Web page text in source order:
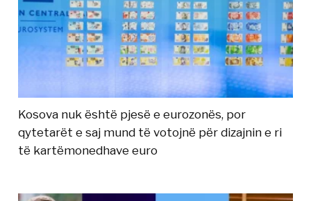
Kosova nuk është pjesë e eurozonës, por
qytetarët e saj mund të votojnë për dizajnin e ri
të kartëmonedhave euro